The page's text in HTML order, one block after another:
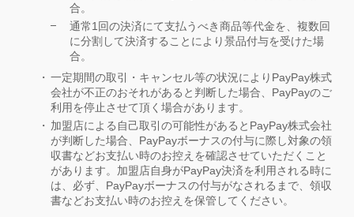
合。
通常1回の決済にて支払うべき商品等代金を、複数回
に分割して決済することにより景品付与を受けた場
合。
一定期間の取引・キャンセル等の状況によりPayPay株式
会社が不正のおそれがあると判断した場合、PayPayのご
利用を停止させて頂く場合があります。
加盟店による自己取引の可能性があるとPayPay株式会社
が判断した場合、PayPayボーナスの付与に際し対象の領
収書などお支払い時のお控えを確認させていただくこと
があります。加盟店自身がPayPay決済を利用される時に
は、必ず、PayPayボーナスの付与がなされるまで、領収
書などお支払い時のお控えを保管してください。